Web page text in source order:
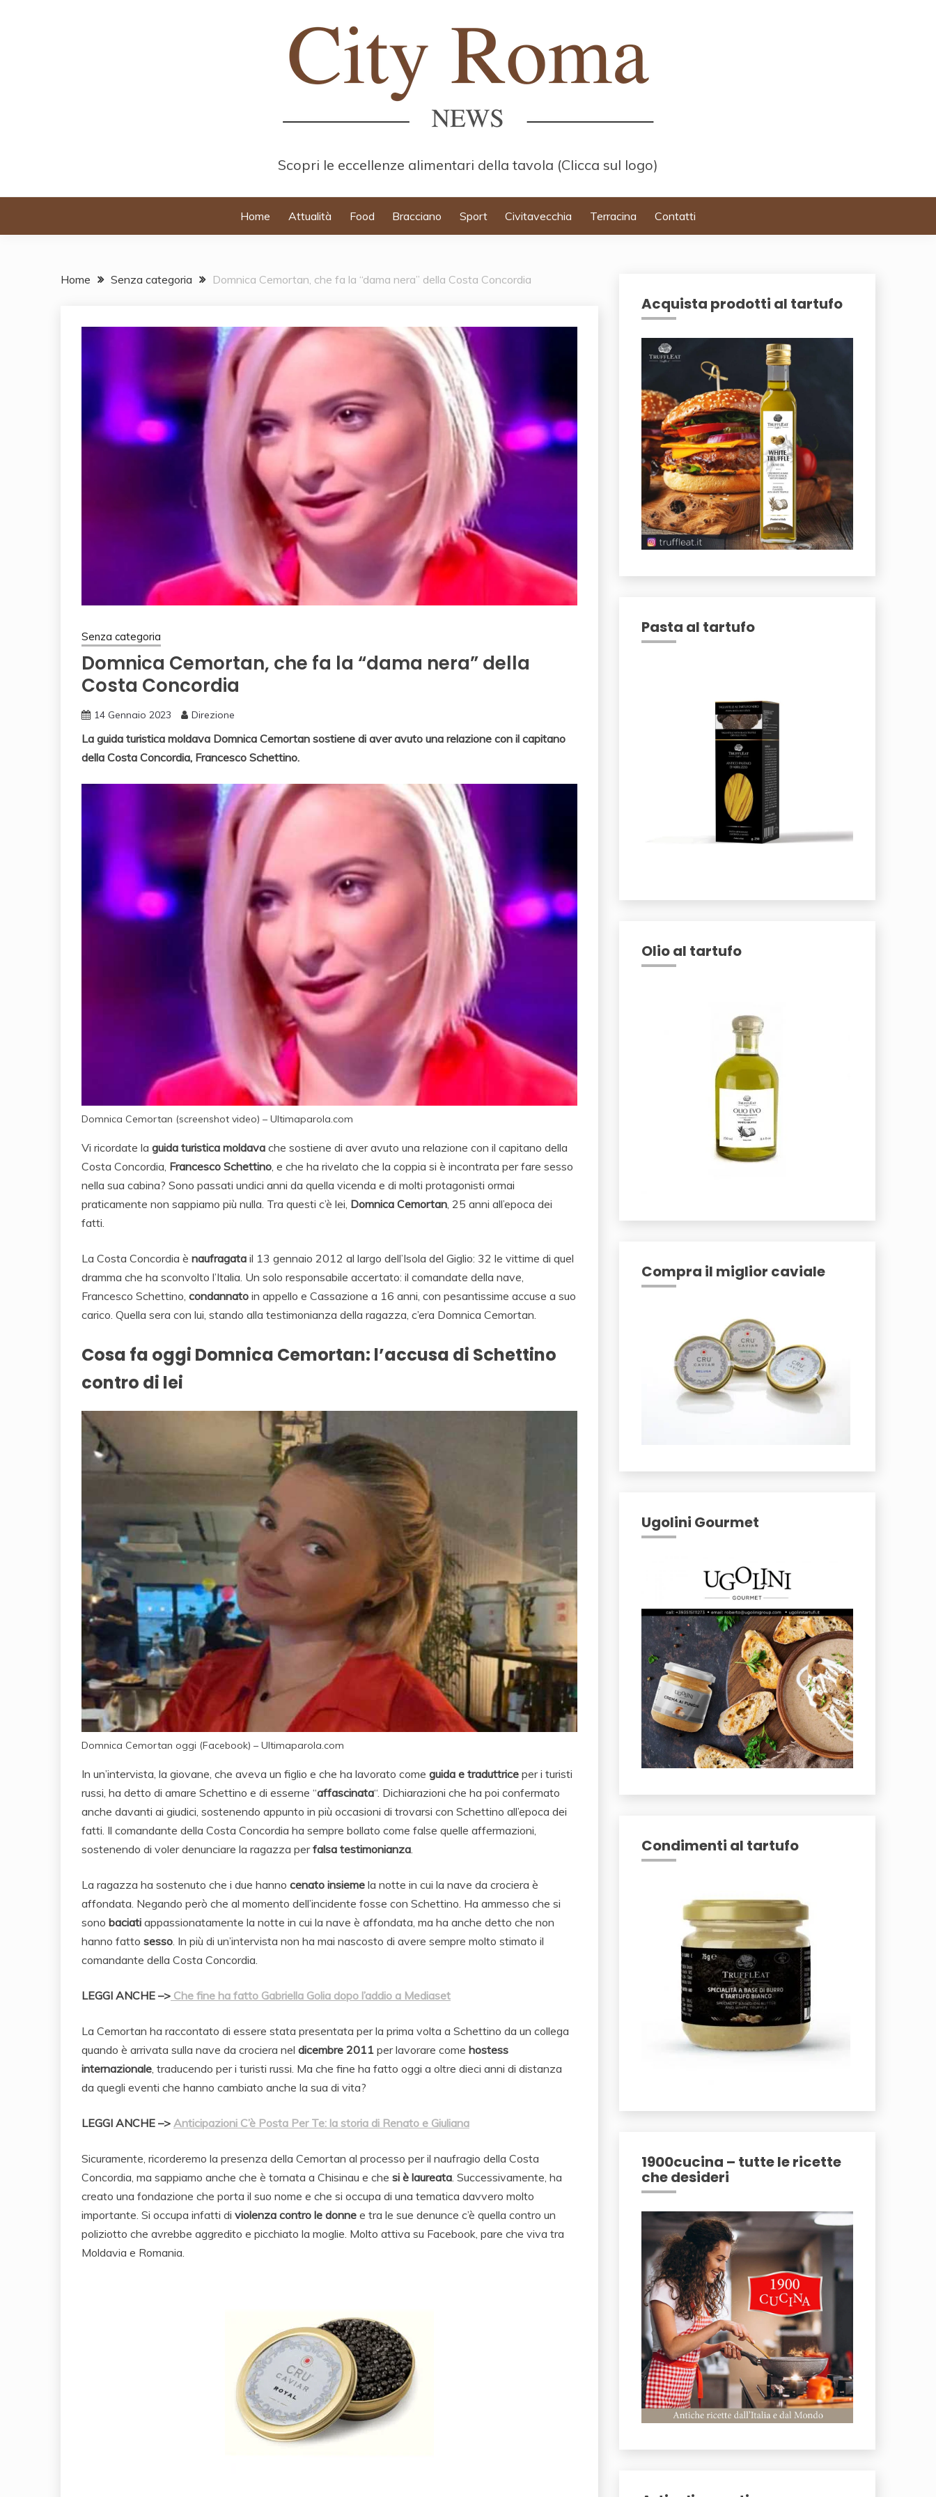
Scopri le eccellenze alimentari della tavola (Clicca sul logo)
Home Attualità Food Bracciano Sport Civitavecchia Terracina Contatti
Home Senza categoria Domnica Cemortan, che fa la “dama nera” della Costa Concordia
Senza categoria
Domnica Cemortan, che fa la “dama nera” della
Costa Concordia
14 Gennaio 2023 Direzione
La guida turistica moldava Domnica Cemortan sostiene di aver avuto una relazione con il capitano
della Costa Concordia, Francesco Schettino.
Domnica Cemortan (screenshot video) – Ultimaparola.com
Vi ricordate la guida turistica moldava che sostiene di aver avuto una relazione con il capitano della
Costa Concordia, Francesco Schettino , e che ha rivelato che la coppia si è incontrata per fare sesso
nella sua cabina? Sono passati undici anni da quella vicenda e di molti protagonisti ormai
praticamente non sappiamo più nulla. Tra questi c’è lei, Domnica Cemortan , 25 anni all’epoca dei
fatti.
La Costa Concordia è naufragata il 13 gennaio 2012 al largo dell’Isola del Giglio: 32 le vittime di quel
dramma che ha sconvolto l’Italia. Un solo responsabile accertato: il comandate della nave,
Francesco Schettino, condannato in appello e Cassazione a 16 anni, con pesantissime accuse a suo
carico. Quella sera con lui, stando alla testimonianza della ragazza, c’era Domnica Cemortan.
Cosa fa oggi Domnica Cemortan: l’accusa di Schettino
contro di lei
Domnica Cemortan oggi (Facebook) – Ultimaparola.com
In un’intervista, la giovane, che aveva un figlio e che ha lavorato come guida e traduttrice per i turisti
russi, ha detto di amare Schettino e di esserne “affascinata“. Dichiarazioni che ha poi confermato
anche davanti ai giudici, sostenendo appunto in più occasioni di trovarsi con Schettino all’epoca dei
fatti. Il comandante della Costa Concordia ha sempre bollato come false quelle affermazioni,
sostenendo di voler denunciare la ragazza perfalsa testimonianza.
La ragazza ha sostenuto che i due hanno cenato insieme la notte in cui la nave da crociera è
affondata. Negando però che al momento dell’incidente fosse con Schettino. Ha ammesso che si
sono baciati appassionatamente la notte in cui la nave è affondata, ma ha anche detto che non
hanno fatto sesso. In più di un’intervista non ha mai nascosto di avere sempre molto stimato il
comandante della Costa Concordia.
LEGGI ANCHE –> Che fine ha fatto Gabriella Golia dopo l’addio a Mediaset
La Cemortan ha raccontato di essere stata presentata per la prima volta a Schettino da un collega
quando è arrivata sulla nave da crociera nel dicembre 2011 per lavorare come hostess
internazionale, traducendo per i turisti russi. Ma che fine ha fatto oggi a oltre dieci anni di distanza
da quegli eventi che hanno cambiato anche la sua di vita?
LEGGI ANCHE –> Anticipazioni C’è Posta Per Te: la storia di Renato e Giuliana
Sicuramente, ricorderemo la presenza della Cemortan al processo per il naufragio della Costa
Concordia, ma sappiamo anche che è tornata a Chisinau e che si è laureata. Successivamente, ha
creato una fondazione che porta il suo nome e che si occupa di una tematica davvero molto
importante. Si occupa infatti di violenza contro le donne e tra le sue denunce c’è quella contro un
poliziotto che avrebbe aggredito e picchiato la moglie. Molto attiva su Facebook, pare che viva tra
Moldavia e Romania.
Acquista prodotti al tartufo
Pasta al tartufo
Olio al tartufo
Compra il miglior caviale
Ugolini Gourmet
Condimenti al tartufo
1900cucina – tutte le ricette
che desideri